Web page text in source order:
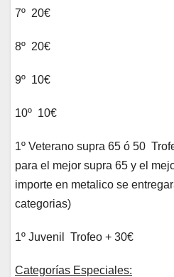
7º 20€
8º 20€
9º 10€
10º 10€
1º Veterano supra 65 ó 50
para el mejor supra 65 y el
importe en metalico se
categorias)
1º Juvenil Trofeo + 30€
Categorías Especiales: